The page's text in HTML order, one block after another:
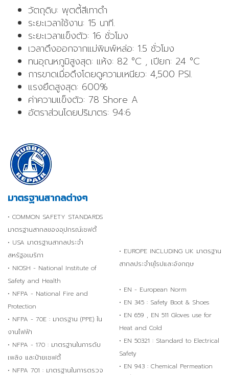
วัตถุดิบ: พุตตี้สีเทาดำ
ระยะเวลาใช้งาน: 15 นาที.
ระยะเวลาแข็งตัว: 16 ชั่วโมง
เวลาดึงออกจากแม่พิมพ์หล่อ: 1.5 ชั่วโมง
ทนอุณหภูมิสูงสุด: แห้ง: 82 °C , เปียก: 24 °C
การขาดเมื่อดึงโดยดูความเหนียว: 4,500 PSI.
แรงยึดสูงสุด: 600%
ค่าความแข็งตัว: 78 Shore A
อัตราส่วนโดยปริมาตร: 94:6
มาตรฐานสากลต่างๆ
• COMMON SAFETY STANDARDS
มาตรฐานสากลของอุปกรณ์เซฟตี้
• USA มาตรฐานสากลประจำ
สหรัฐอเมริกา
• NIOSH - National Institute of
Safety and Health
• NFPA - National Fire and
Protection
• NFPA - 70E : มาตรฐาน (PPE) ใน
งานไฟฟ้า
• NFPA - 170 : มาตรฐานในการดับ
เพลิง และป้ายเซฟตี้
• NFPA 701 : มาตรฐานในการตรวจ
• EUROPE INCLUDING UK มาตรฐาน
สากลประจำยุโรปและอังกฤษ
• EN - European Norm
• EN 345 : Safety Boot & Shoes
• EN 659 , EN 511 Gloves use for
Heat and Cold
• EN 50321 : Standard to Electrical
Safety
• EN 943 : Chemical Permeation